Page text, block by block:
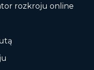
rozkroju online